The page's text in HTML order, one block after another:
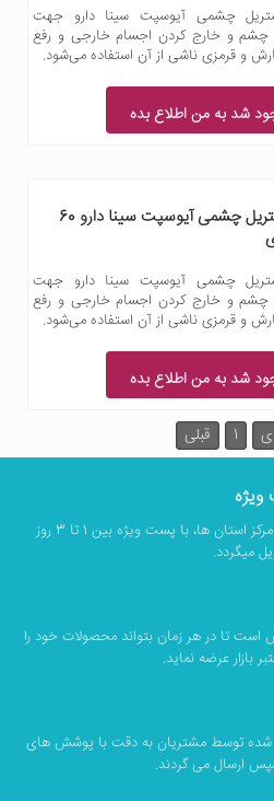
چشمی آیوسپت سینا دارو جهت
و خارج کردن اجسام خارجی و رفع
و قرمزی ناشی از آن استفاده می‌شود.
شد به من اطلاع بده
محلول استریل چشمی آیوسپت سینا دارو 60
چشمی آیوسپت سینا دارو جهت
و خارج کردن اجسام خارجی و رفع
و قرمزی ناشی از آن استفاده می‌شود.
شد به من اطلاع بده
قبلی 1
سفارش های شما برای مرکز استان ها، با پست ویژه بین 1 تا 3 روز
میگردد.
است تا در هر زمان بتواند محصولات خود را
بازار عرضه نماید.
شده توسط مشتریان به دقت با پوشش های
ارسال می گردند.